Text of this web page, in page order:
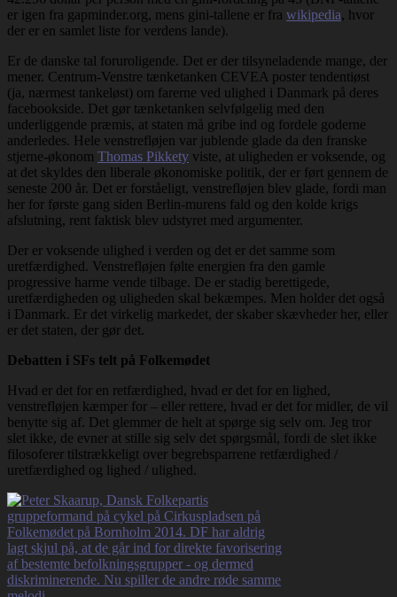
er igen fra gapminder.org, mens gini-tallene er fra wikipedia, hvor
der er en samlet liste for verdens lande).
Er de danske tal foruroligende. Det er der tilsyneladende mange, der
mener. Centrum-Venstre tænketanken CEVEA poster tendentiøst
(ja, nærmest tankeløst) om farerne ved ulighed i Danmark på deres
facebookside. Det gør tænketanken selvfølgelig med den
underliggende præmis, at staten må gribe ind og fordele goderne
anderledes. Hele venstrefløjen var jublende glade da den franske
stjerne-økonom Thomas Pikkety viste, at uligheden er voksende, og
at det skyldes den liberale økonomiske politik, der er ført gennem de
seneste 200 år. Det er forståeligt, venstrefløjen blev glade, fordi man
her for første gang siden Berlin-murens fald og den kolde krigs
afslutning, rent faktisk blev udstyret med argumenter.
Der er voksende ulighed i verden og det er det samme som
uretfærdighed. Venstrefløjen følte energien fra den gamle
progressive harme vende tilbage. De er stadig berettigede,
uretfærdigheden og uligheden skal bekæmpes. Men holder det også
i Danmark. Er det virkelig markedet, der skaber skævheder her, eller
er det staten, der gør det.
Debatten i SFs telt på Folkemødet
Hvad er det for en retfærdighed, hvad er det for en lighed,
venstrefløjen kæmper for – eller rettere, hvad er det for midler, de vil
benytte sig af. Det glemmer de helt at spørge sig selv om. Jeg tror
slet ikke, de evner at stille sig selv det spørgsmål, fordi de slet ikke
filosoferer tilstrækkeligt over begrebsparrene retfærdighed /
uretfærdighed og lighed / ulighed.